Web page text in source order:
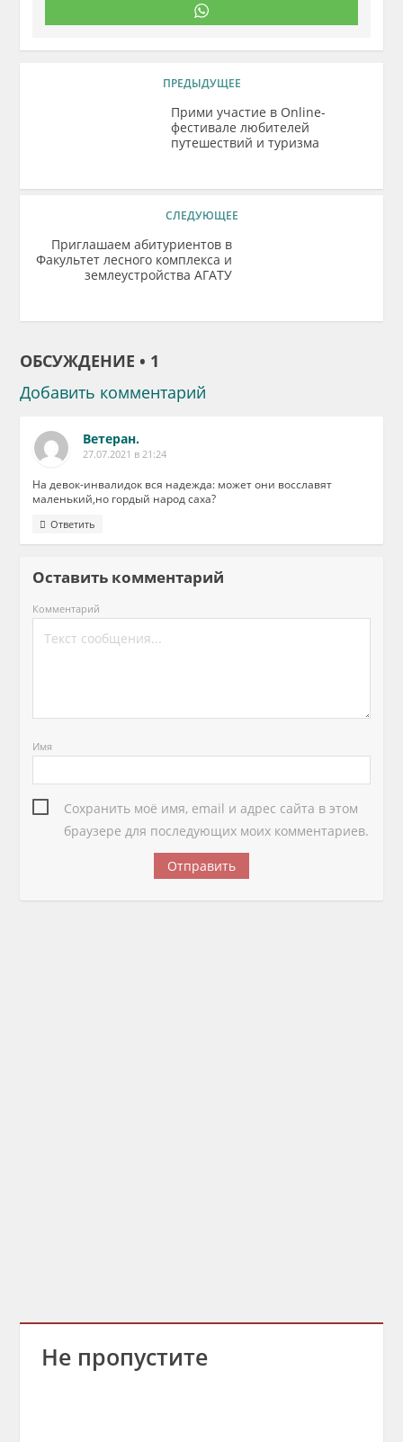
ПРЕДЫДУЩЕЕ
Прими участие в Online-
фестивале любителей
путешествий и туризма
СЛЕДУЮЩЕЕ
Приглашаем абитуриентов в
Факультет лесного комплекса и
землеустройства АГАТУ
ОБСУЖДЕНИЕ • 1
Добавить комментарий
Ветеран.
27.07.2021 в 21:24
На девок-инвалидок вся надежда: может они восславят
маленький,но гордый народ саха?
Ответить
Оставить комментарий
Комментарий
Имя
Сохранить моё имя, email и адрес сайта в этом
браузере для последующих моих комментариев.
Не пропустите